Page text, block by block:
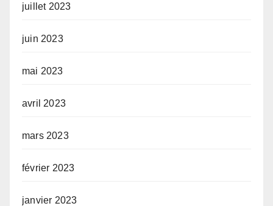
juillet 2023
juin 2023
mai 2023
avril 2023
mars 2023
février 2023
janvier 2023